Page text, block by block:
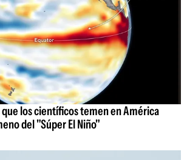
los científicos temen en América
del "Súper El Niño"